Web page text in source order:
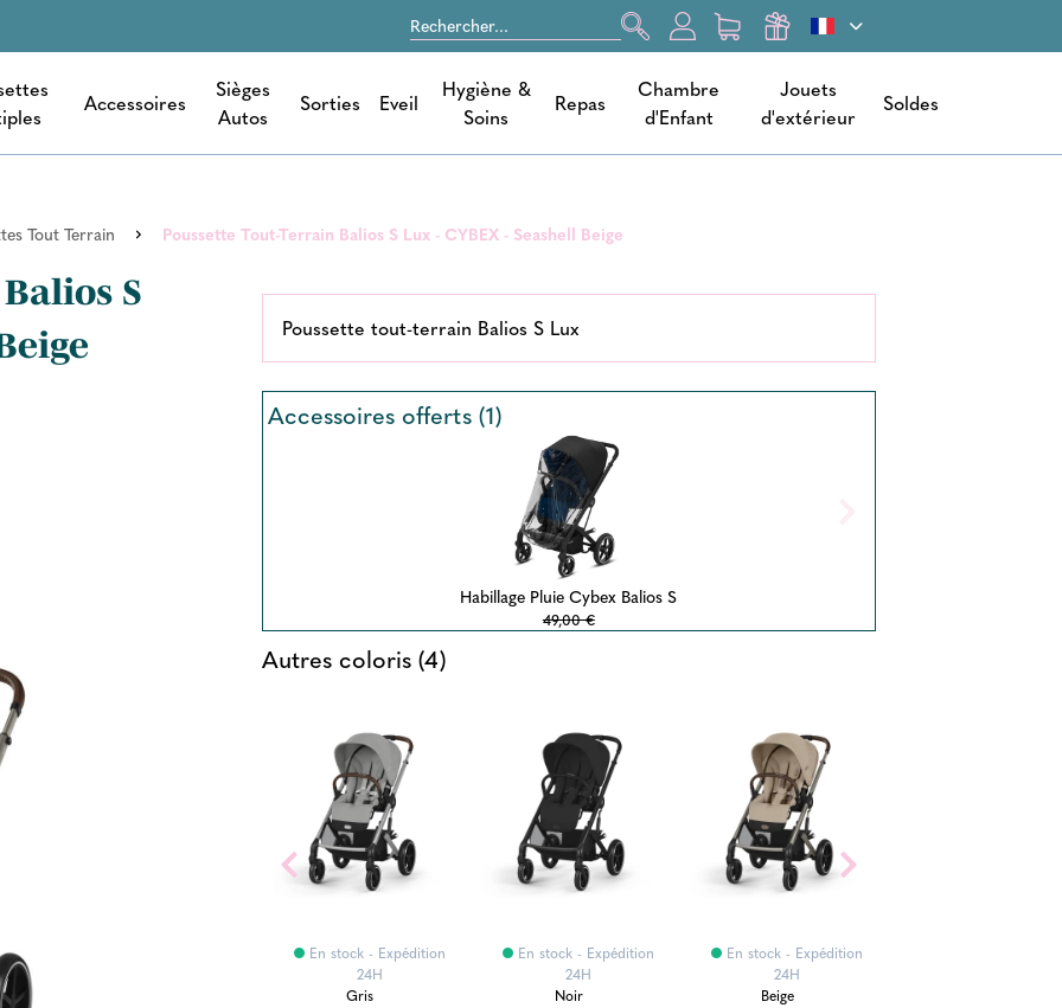
Accessoires
Sièges
Autos
Sorties Eveil
Hygiène &
Soins
Repas
Chambre
d'Enfant
Jouets
d'extérieur
Soldes
Tout Terrain Poussette Tout-Terrain Balios S Lux - CYBEX - Seashell Beige
S
Poussette tout-terrain Balios S Lux
Accessoires offerts (1)
Habillage Pluie Cybex Balios S
49,00 €
Autres coloris (4)
En stock - Expédition
24H
Gris
En stock - Expédition
24H
Noir
En stock - Expédition
24H
Beige